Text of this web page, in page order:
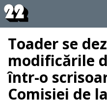
Toader se
modificările
într-o
Comisiei de